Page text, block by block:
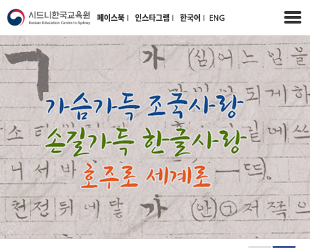
페이스북 l 인스타그램 l 한국어 l ENG